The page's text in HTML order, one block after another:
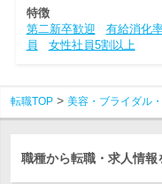
特徴
第二新卒歓迎
有給消化
員
女性社員5割以上
転職TOP 美容・ブライダル
職種から転職・求人情報